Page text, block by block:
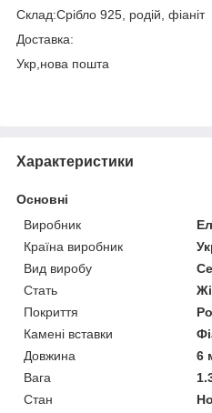
Склад:Срібло 925, родій, фіаніт
Доставка:
Укр,нова пошта
Характеристики
Основні
Виробник
Країна виробник
Вид виробу
Стать
Покриття
Камені вставки
Довжина
6
Вага
Стан